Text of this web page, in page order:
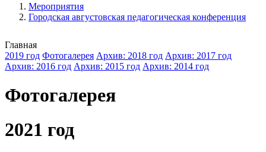
Мероприятия
Городская августовская педагогическая конференция
Главная
2019 год Фотогалерея Архив: 2018 год Архив: 2017 год
Архив: 2016 год Архив: 2015 год Архив: 2014 год
Фотогалерея
2021 год